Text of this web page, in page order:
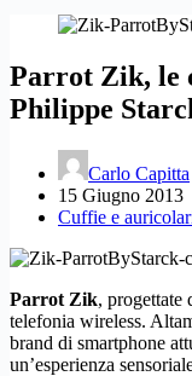
Parrot Zik, le
Philippe
Carlo Capitta
15 Giugno 2013
Cuffie e
Parrot Zik, progettate
telefonia wireless.
brand di smartphone
un’esperienza